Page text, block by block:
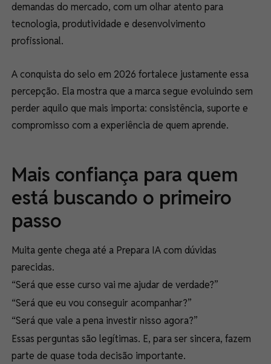
demandas do mercado, com um olhar atento para
tecnologia, produtividade e desenvolvimento
profissional.
A conquista do selo em 2026 fortalece justamente essa
percepção. Ela mostra que a marca segue evoluindo sem
perder aquilo que mais importa: consistência, suporte e
compromisso com a experiência de quem aprende.
Mais confiança para quem
está buscando o primeiro
passo
Muita gente chega até a Prepara IA com dúvidas
parecidas.
“Será que esse curso vai me ajudar de verdade?”
“Será que eu vou conseguir acompanhar?”
“Será que vale a pena investir nisso agora?”
Essas perguntas são legítimas. E, para ser sincera, fazem
parte de quase toda decisão importante.